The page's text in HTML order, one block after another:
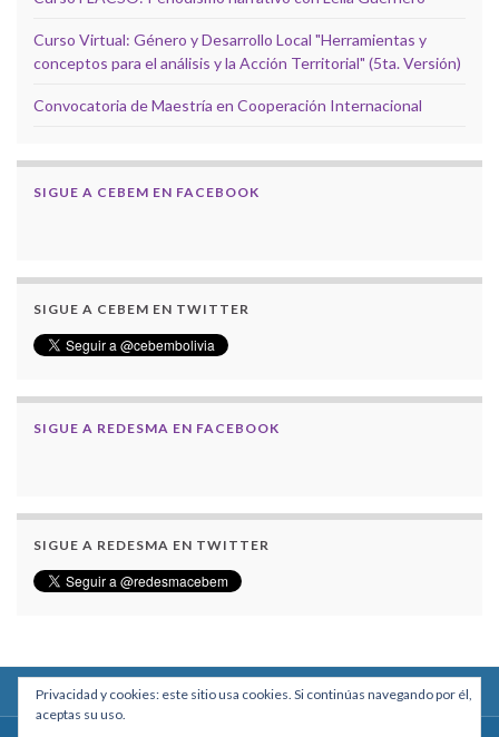
Curso Virtual: Género y Desarrollo Local "Herramientas y
conceptos para el análisis y la Acción Territorial" (5ta. Versión)
Convocatoria de Maestría en Cooperación Internacional
SIGUE A CEBEM EN FACEBOOK
SIGUE A CEBEM EN TWITTER
SIGUE A REDESMA EN FACEBOOK
SIGUE A REDESMA EN TWITTER
Privacidad y cookies: este sitio usa cookies. Si continúas navegando por él,
aceptas su uso.